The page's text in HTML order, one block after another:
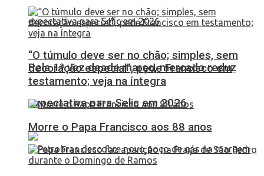
Pela 1ª vez desde março, mercado reduz
expectativa para Selic em 2026
“O túmulo deve ser no chão; simples, sem
decoração especial”, pede Francisco em
testamento; veja na íntegra
Morre o Papa Francisco aos 88 anos